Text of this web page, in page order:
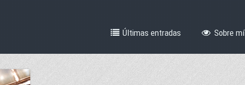
Últimas entradas Sobre mí